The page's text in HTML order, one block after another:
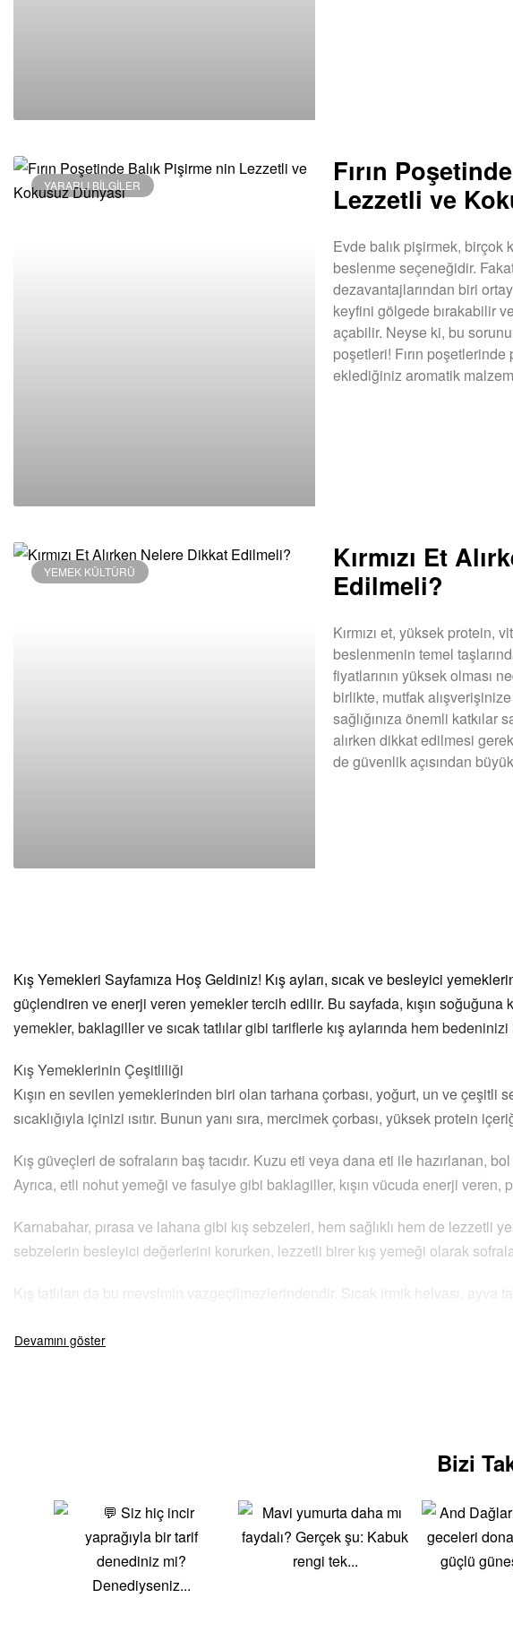
YARARLI BILGILER
Fırın
Lezzetli ve
Evde balık pişirmek, birçok
beslenme seçeneğidir.
dezavantajlarından biri
keyfini gölgede bırakabilir
açabilir. Neyse ki, bu
poşetleri! Fırın
eklediğiniz aromatik
YEMEK KÜLTÜRÜ
Kırmızı Et
Edilmeli?
Kırmızı et, yüksek protein,
beslenmenin temel
fiyatlarının yüksek olması
birlikte, mutfak
sağlığınıza önemli katkılar
alırken dikkat edilmesi
de güvenlik açısından
Kış Yemekleri Sayfamıza Hoş Geldiniz! Kış ayları, sıcak ve besleyici
güçlendiren ve enerji veren yemekler tercih edilir. Bu sayfada, kışın
yemekler, baklagiller ve sıcak tatlılar gibi tariflerle kış aylarında hem
Kış Yemeklerinin Çeşitliliği
Kışın en sevilen yemeklerinden biri olan tarhana çorbası, yoğurt, un ve çeşitli
sıcaklığıyla içinizi ısıtır. Bunun yanı sıra, mercimek çorbası, yüksek protein
Kış güveçleri de sofraların baş tacıdır. Kuzu eti veya dana eti ile hazırlanan,
Ayrıca, etli nohut yemeği ve fasulye gibi baklagiller, kışın vücuda enerji veren,
Karnabahar, pırasa ve lahana gibi kış sebzeleri, hem sağlıklı hem de lezzetli
sebzelerin besleyici değerlerini korurken, lezzetli birer kış yemeği olarak
Kış tatlıları da bu mevsimin vazgeçilmezlerindendir. Sıcak irmik helvası, ayva
Neden Kış Yemekleri?
Kışın soğuğuna karşı sizi koruyacak, sağlıklı ve lezzetli tarifleri keşfedin. Bu
Bizi